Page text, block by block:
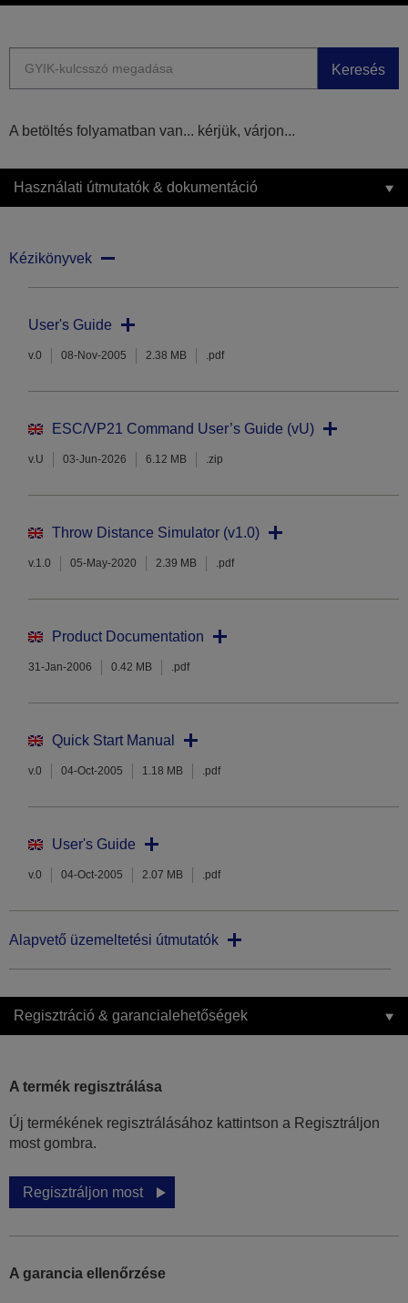
Keresés
A betöltés folyamatban van... kérjük, várjon...
Használati útmutatók & dokumentáció
Kézikönyvek
User's Guide
v.0 08-Nov-2005 2.38 MB .pdf
ESC/VP21 Command User’s Guide (vU)
v.U 03-Jun-2026 6.12 MB .zip
Throw Distance Simulator (v1.0)
v.1.0 05-May-2020 2.39 MB .pdf
Product Documentation
31-Jan-2006 0.42 MB .pdf
Quick Start Manual
v.0 04-Oct-2005 1.18 MB .pdf
User's Guide
v.0 04-Oct-2005 2.07 MB .pdf
Alapvető üzemeltetési útmutatók
Regisztráció & garancialehetőségek
A termék regisztrálása
Új termékének regisztrálásához kattintson a Regisztráljon
most gombra.
Regisztráljon most
A garancia ellenőrzése